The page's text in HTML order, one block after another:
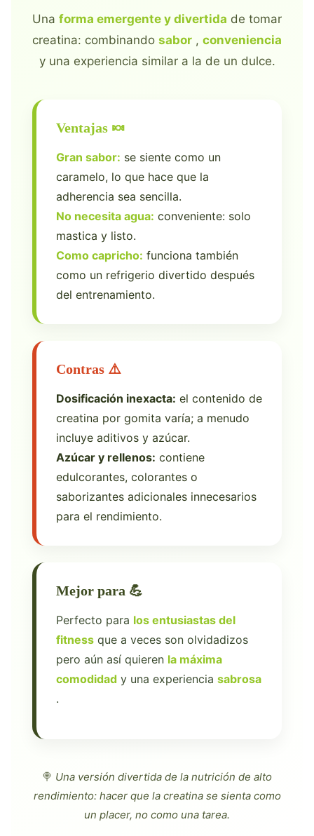
Una forma emergente y divertida de tomar
creatina: combinando sabor , conveniencia
y una experiencia similar a la de un dulce.
Ventajas 🍬
Gran sabor: se siente como un
caramelo, lo que hace que la
adherencia sea sencilla.
No necesita agua: conveniente: solo
mastica y listo.
Como capricho: funciona también
como un refrigerio divertido después
del entrenamiento.
Contras ⚠️
Dosificación inexacta: el contenido de
creatina por gomita varía; a menudo
incluye aditivos y azúcar.
Azúcar y rellenos: contiene
edulcorantes, colorantes o
saborizantes adicionales innecesarios
para el rendimiento.
Mejor para 💪
Perfecto para los entusiastas del
fitness que a veces son olvidadizos
pero aún así quieren la máxima
comodidad y una experiencia sabrosa
.
🍭 Una versión divertida de la nutrición de alto
rendimiento: hacer que la creatina se sienta como
un placer, no como una tarea.